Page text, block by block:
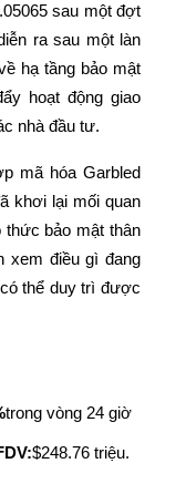
và hàng hóa
sau một đợt
ra sau một làn
hạ tầng bảo mật
hoạt động giao
nhà đầu tư.
mã hóa Garbled
khơi lại mối quan
thức bảo mật thân
xem điều gì đang
thể duy trì được
trong vòng 24 giờ
$248.76 triệu.